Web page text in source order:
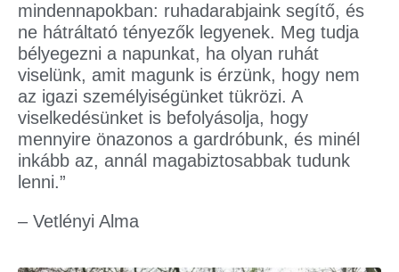
mindennapokban: ruhadarabjaink segítő, és
ne hátráltató tényezők legyenek. Meg tudja
bélyegezni a napunkat, ha olyan ruhát
viselünk, amit magunk is érzünk, hogy nem
az igazi személyiségünket tükrözi. A
viselkedésünket is befolyásolja, hogy
mennyire önazonos a gardróbunk, és minél
inkább az, annál magabiztosabbak tudunk
lenni.”
– Vetlényi Alma